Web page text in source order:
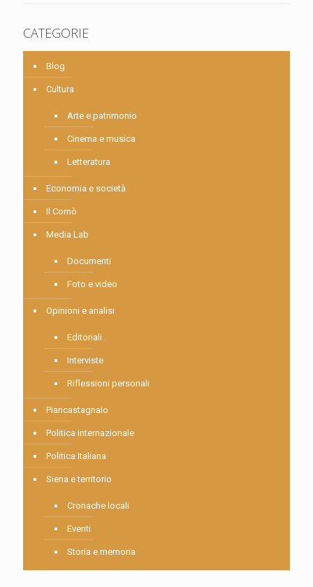
CATEGORIE
Blog
Cultura
Arte e patrimonio
Cinema e musica
Letteratura
Economia e società
Il Comò
Media Lab
Documenti
Foto e video
Opinioni e analisi
Editoriali
Interviste
Riflessioni personali
Piancastagnaio
Politica internazionale
Politica Italiana
Siena e territorio
Cronache locali
Eventi
Storia e memoria